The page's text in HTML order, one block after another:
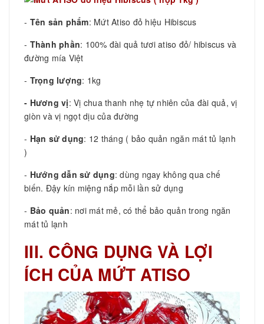
- Tên sản phẩm: Mứt Atiso đỏ hiệu Hibiscus
- Thành phần: 100% đài quả tươi atiso đỏ/ hibiscus và
đường mía Việt
- Trọng lượng: 1kg
- Hương vị: Vị chua thanh nhẹ tự nhiên của đài quả, vị
giòn và vị ngọt dịu của đường
- Hạn sử dụng: 12 tháng ( bảo quản ngăn mát tủ lạnh
)
- Hướng dẫn sử dụng: dùng ngay không qua chế
biến. Đậy kín miệng nắp mỗi lần sử dụng
- Bảo quản: nơi mát mẻ, có thể bảo quản trong ngăn
mát tủ lạnh
III. CÔNG DỤNG VÀ LỢI
ÍCH CỦA MỨT ATISO